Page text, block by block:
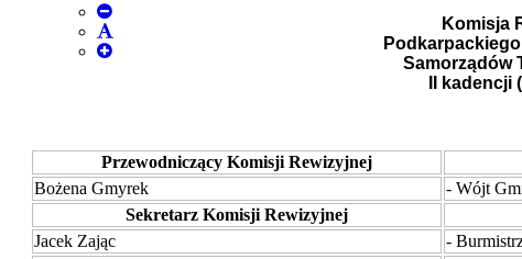
Set
Font
Set
Komisja
Samorządów
II kadencji
Przewodniczący Komisji Rewizyjnej
Bożena Gmyrek
- Wójt
Sekretarz Komisji Rewizyjnej
Jacek Zając
-